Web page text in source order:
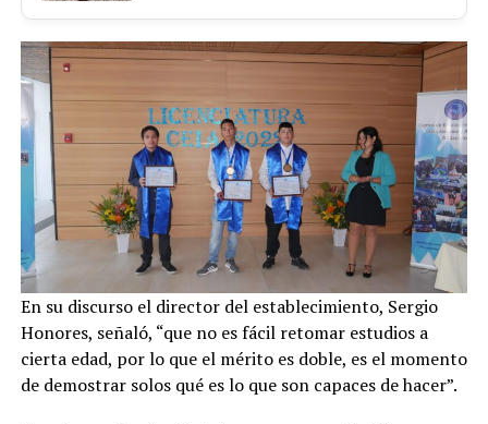
En su discurso el director del establecimiento, Sergio
Honores, señaló, “que no es fácil retomar estudios a
cierta edad, por lo que el mérito es doble, es el momento
de demostrar solos qué es lo que son capaces de hacer”.